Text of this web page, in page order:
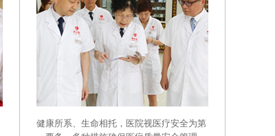
健康所系、生命相托，医院视医疗安全为第